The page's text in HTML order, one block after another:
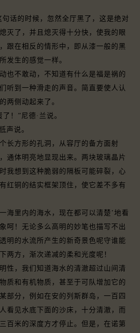
话的时候，忽然全厅黑了，这是绝对
灭了，并且熄灭得十分快，使我的眼
跟在相反的情形中，即从漆一般的黑
发生的感觉一样。
不敢动，不知道有什么是福是祸的
听到一种滑走的声音。简直要使人认
两侧动起来了。
！”尼德·兰说。
说。
方形的孔洞，从容厅的备方面射
通体明亮地显现出来。两块玻璃晶片
我想到这种脆弱的隔板可能碎裂，心
红铜的结实框架顶住，使它差不多有
里内的海水，现在都可以清楚’地看
呵！无论多么高明的妙笔也描写不出
明的水流所产生的新奇景色呢守谁能
两方，渐次递减的柔和光度呢！
，我们知道海水的清澈超过山间清
质和有机物质，甚至于可队增加它的
部分，例如在安的列斯群岛，一百四
看见水底下面的沙床，十分清澈，而
百米的深度方才停止。但是，在诺第